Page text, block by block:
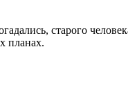
старого
планах.